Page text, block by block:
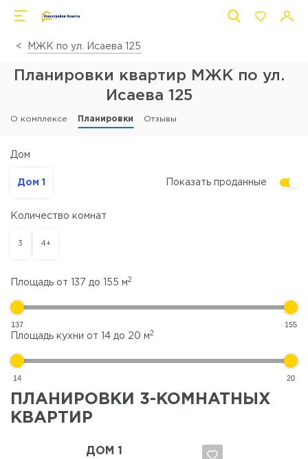
МЖК по ул. Исаева 125
Планировки квартир МЖК по ул.
Исаева 125
О комплексе Планировки Отзывы
Дом
Дом 1 Показать проданные
Количество комнат
3 4+
Площадь от 137 до 155 м2
137
155
Площадь кухни от
14 до 20 м 2
14 20
ПЛАНИРОВКИ 3-КОМНАТНЫХ
КВАРТИР
ДОМ 1